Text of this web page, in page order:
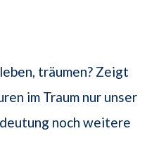
träumen? Zeigt
im Traum nur unser
noch weitere